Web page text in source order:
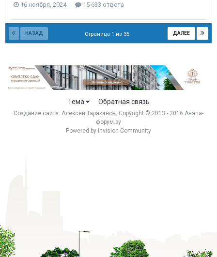
16 ноября, 2024 15 633 ответа
НАЗАД ДАЛЕЕ
Страница 1 из 35
Тема Обратная связь
Создание сайта: Алексей Тараканов. Copyright © 2013 - 2016 Анапа-
форум.ру
Powered by Invision Community